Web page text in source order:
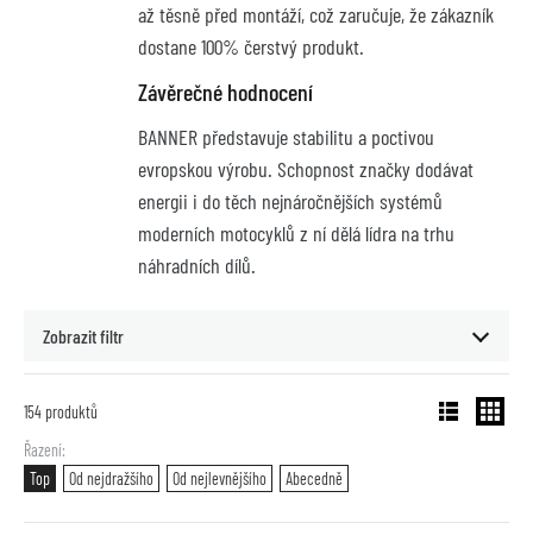
až těsně před montáží, což zaručuje, že zákazník
dostane 100% čerstvý produkt.
Závěrečné hodnocení
BANNER představuje stabilitu a poctivou
evropskou výrobu. Schopnost značky dodávat
energii i do těch nejnáročnějších systémů
moderních motocyklů z ní dělá lídra na trhu
náhradních dílů.
Zobrazit filtr
154 produktů
Řazení
Top
Od nejdražšího Od nejlevnějšího Abecedně